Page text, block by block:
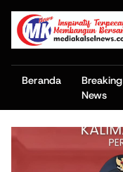
Beranda
Breaking
News